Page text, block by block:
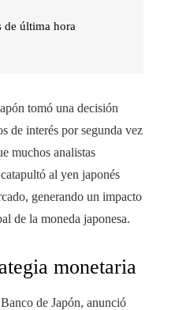
de última hora
tomó una decisión
de interés por segunda vez
muchos analistas
al yen japonés
generando un impacto
de la moneda japonesa.
monetaria
de Japón, anunció